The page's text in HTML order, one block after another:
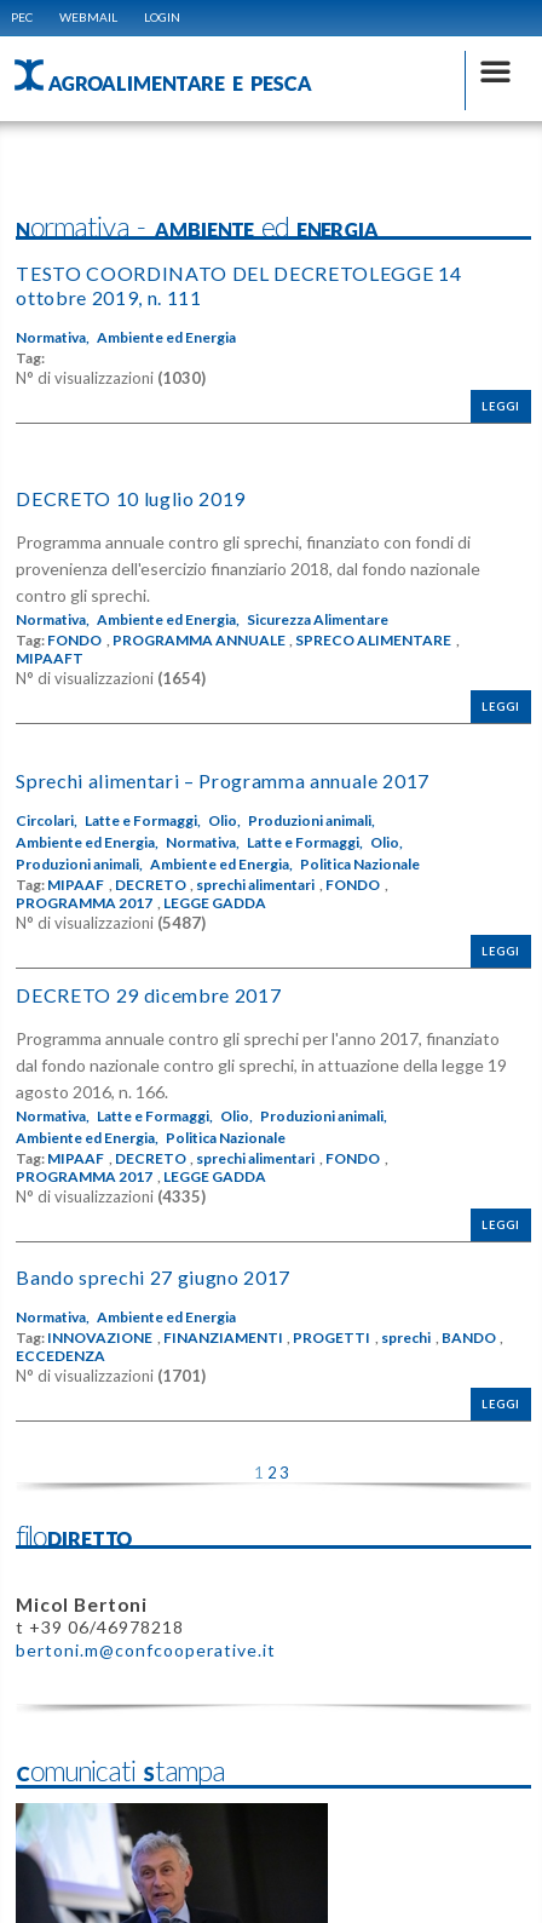
PEC WEBMAIL LOGIN
AGROALIMENTARE E PESCA
Normativa - AMBIENTE ed ENERGIA
TESTO COORDINATO DEL DECRETOLEGGE 14
ottobre 2019, n. 111
Normativa, Ambiente ed Energia
Tag:
N° di visualizzazioni (1030)
LEGGI
DECRETO 10 luglio 2019
Programma annuale contro gli sprechi, finanziato con fondi di
provenienza dell'esercizio finanziario 2018, dal fondo nazionale
contro gli sprechi.
Normativa, Ambiente ed Energia,
Sicurezza Alimentare
Tag: FONDO PROGRAMMA ANNUALE SPRECO ALIMENTARE
MIPAAFT
N° di visualizzazioni (1654)
LEGGI
Sprechi alimentari – Programma annuale 2017
Circolari, Latte e Formaggi, Olio, Produzioni animali,
Ambiente ed Energia, Normativa, Latte e Formaggi, Olio,
Produzioni animali, Ambiente ed Energia, Politica Nazionale
Tag: MIPAAF , DECRETO , sprechi alimentari , FONDO ,
PROGRAMMA 2017 , LEGGE GADDA
N° di visualizzazioni (5487)
LEGGI
DECRETO 29 dicembre 2017
Programma annuale contro gli sprechi per l'anno 2017, finanziato
dal fondo nazionale contro gli sprechi, in attuazione della legge 19
agosto 2016, n. 166.
Normativa, Latte e Formaggi, Olio,
Produzioni animali,
Ambiente ed Energia,
Politica Nazionale
Tag: MIPAAF DECRETO sprechi alimentari FONDO
PROGRAMMA 2017
LEGGE GADDA
N° di visualizzazioni (4335)
LEGGI
Bando sprechi 27 giugno 2017
Normativa,
Ambiente ed Energia
Tag: INNOVAZIONE FINANZIAMENTI PROGETTI sprechi BANDO
ECCEDENZA
N° di visualizzazioni (1701)
LEGGI
1 2 3
filoDIRETTO
Micol Bertoni
t +39 06/46978218
bertoni.m@confcooperative.it
Comunicati Stampa